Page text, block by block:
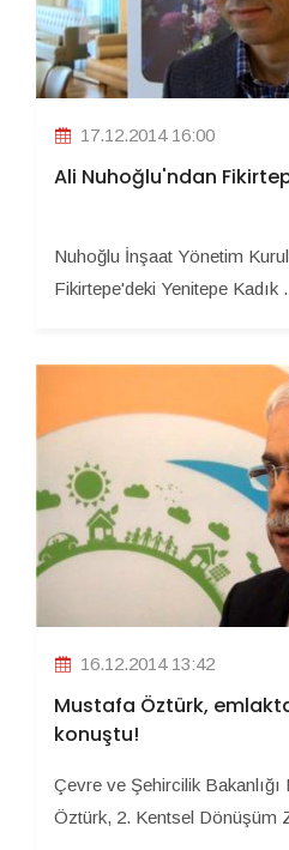
17.12.2014 16:00
Ali Nuhoğlu'ndan
Nuhoğlu İnşaat Yönetim
Fikirtepe'deki Yenitepe Kadık
16.12.2014 13:42
Mustafa Öztürk,
konuştu!
Çevre ve Şehircilik
Öztürk, 2. Kentsel Dönüşüm